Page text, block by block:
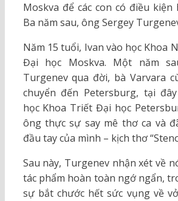
Moskva để các con có điều
Ba năm sau, ông Sergey
Năm 15 tuổi, Ivan vào học Khoa
Đại học Moskva. Một năm
Turgenev qua đời, bà Varvara
chuyển đến Petersburg, tại
học Khoa Triết Đại học
ông thực sự say mê thơ ca và
đầu tay của mình – kịch thơ
Sau này, Turgenev nhận xét về
tác phẩm hoàn toàn ngớ ngẩn,
sự bắt chước hết sức vụng về